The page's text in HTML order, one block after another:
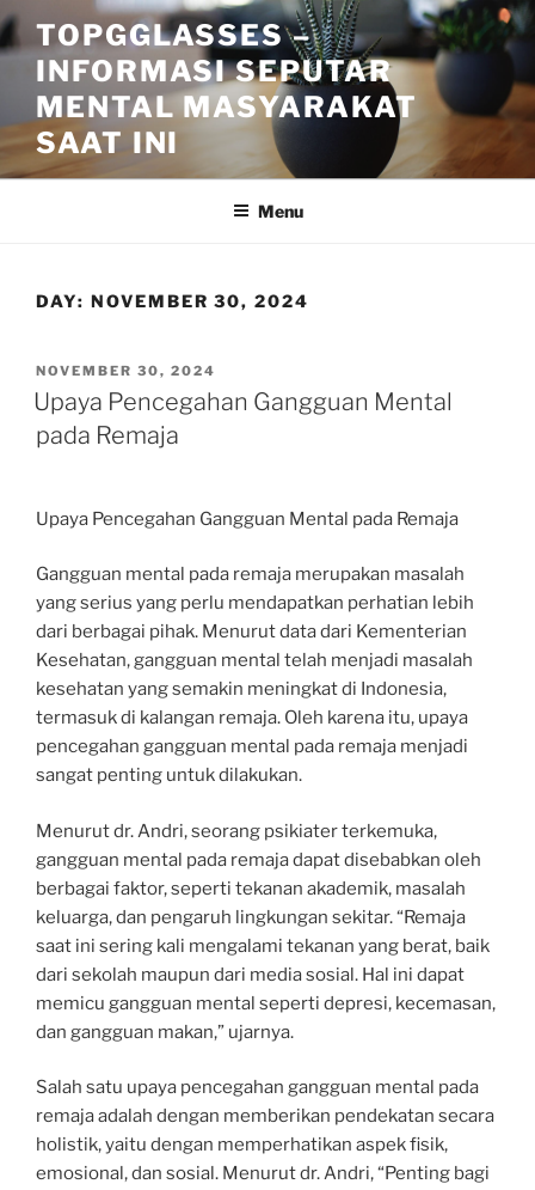
Skip
to
content
TOPGGLASSES –
INFORMASI SEPUTAR
MENTAL MASYARAKAT
SAAT INI
Menu
DAY: NOVEMBER 30, 2024
POSTED
ON
NOVEMBER 30, 2024
Upaya Pencegahan Gangguan Mental
pada Remaja
Upaya Pencegahan Gangguan Mental pada Remaja
Gangguan mental pada remaja merupakan masalah
yang serius yang perlu mendapatkan perhatian lebih
dari berbagai pihak. Menurut data dari Kementerian
Kesehatan, gangguan mental telah menjadi masalah
kesehatan yang semakin meningkat di Indonesia,
termasuk di kalangan remaja. Oleh karena itu, upaya
pencegahan gangguan mental pada remaja menjadi
sangat penting untuk dilakukan.
Menurut dr. Andri, seorang psikiater terkemuka,
gangguan mental pada remaja dapat disebabkan oleh
berbagai faktor, seperti tekanan akademik, masalah
keluarga, dan pengaruh lingkungan sekitar. “Remaja
saat ini sering kali mengalami tekanan yang berat, baik
dari sekolah maupun dari media sosial. Hal ini dapat
memicu gangguan mental seperti depresi, kecemasan,
dan gangguan makan,” ujarnya.
Salah satu upaya pencegahan gangguan mental pada
remaja adalah dengan memberikan pendekatan secara
holistik, yaitu dengan memperhatikan aspek fisik,
emosional, dan sosial. Menurut dr. Andri, “Penting bagi